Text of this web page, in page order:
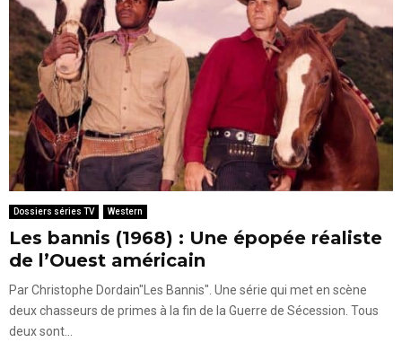
Dossiers séries TV Western
Les bannis (1968) : Une épopée réaliste
de l’Ouest américain
Par Christophe Dordain"Les Bannis". Une série qui met en scène
deux chasseurs de primes à la fin de la Guerre de Sécession. Tous
deux sont...